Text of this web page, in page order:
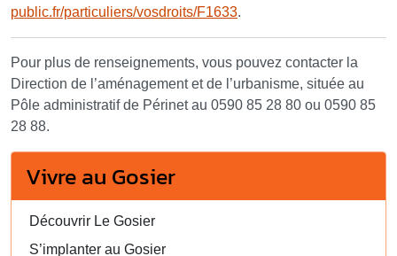
public.fr/particuliers/vosdroits/F1633.
Pour plus de renseignements, vous pouvez contacter la
Direction de l’aménagement et de l’urbanisme, située au
Pôle administratif de Périnet au 0590 85 28 80 ou 0590 85
28 88.
Vivre au Gosier
Découvrir Le Gosier
S’implanter au Gosier